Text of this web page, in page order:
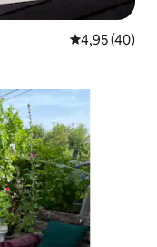
4,95 (40)